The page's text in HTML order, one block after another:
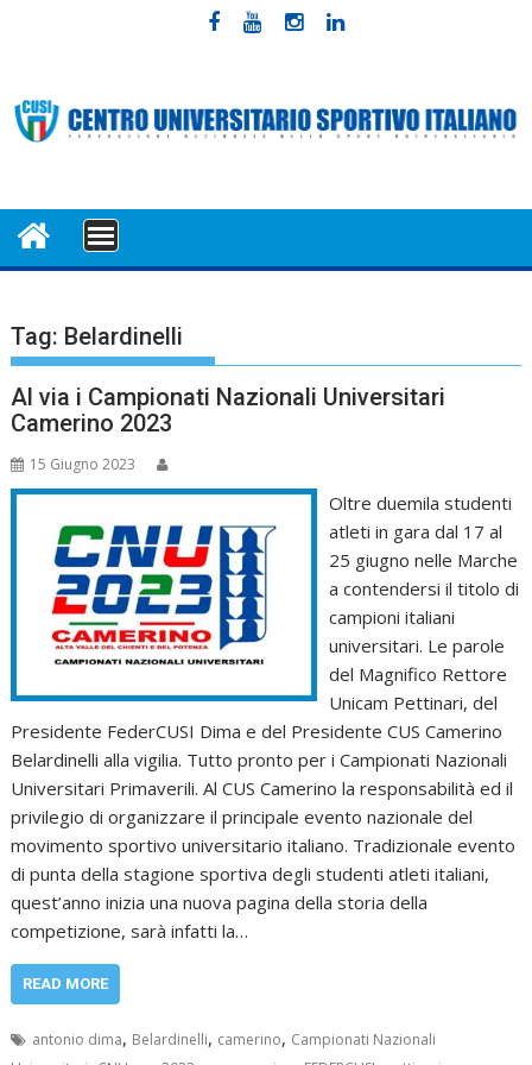
MENU
Tag: Belardinelli
Al via i Campionati Nazionali Universitari
Camerino 2023
15 Giugno 2023
Oltre duemila studenti
atleti in gara dal 17 al
25 giugno nelle Marche
a contendersi il titolo di
campioni italiani
universitari. Le parole
del Magnifico Rettore
Unicam Pettinari, del
Presidente FederCUSI Dima e del Presidente CUS Camerino
Belardinelli alla vigilia. Tutto pronto per i Campionati Nazionali
Universitari Primaverili. Al CUS Camerino la responsabilità ed il
privilegio di organizzare il principale evento nazionale del
movimento sportivo universitario italiano. Tradizionale evento
di punta della stagione sportiva degli studenti atleti italiani,
quest’anno inizia una nuova pagina della storia della
competizione, sarà infatti la…
READ MORE
antonio dima, Belardinelli, camerino, Campionati Nazionali